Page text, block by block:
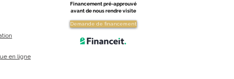
Financement pré-approuvé
avant de nous rendre visite
Demande de financement
en ligne